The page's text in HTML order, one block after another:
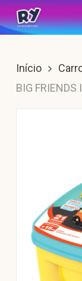
Skip
to
content
Início
BIG FRIENDS